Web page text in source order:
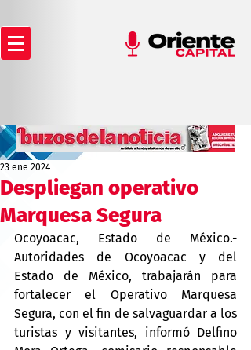
Despliegan operativo
Marquesa Segura
23 ene 2024
Ocoyoacac, Estado de México.-
Autoridades de Ocoyoacac y del
Estado de México, trabajarán para
fortalecer el Operativo Marquesa
Segura, con el fin de salvaguardar a los
turistas y visitantes, informó Delfino